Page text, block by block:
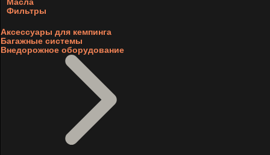
Фильтры
Аксессуары для кемпинга
Багажные системы
Внедорожное оборудование